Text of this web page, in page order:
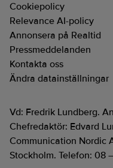
Cookiepolicy
Relevance AI-policy
Annonsera på Realtid
Pressmeddelanden
Kontakta oss
Ändra datainställningar
Vd: Fredrik Lundberg.
Chefredaktör: Edvard
Communication Nordic
Stockholm. Telefon: 08